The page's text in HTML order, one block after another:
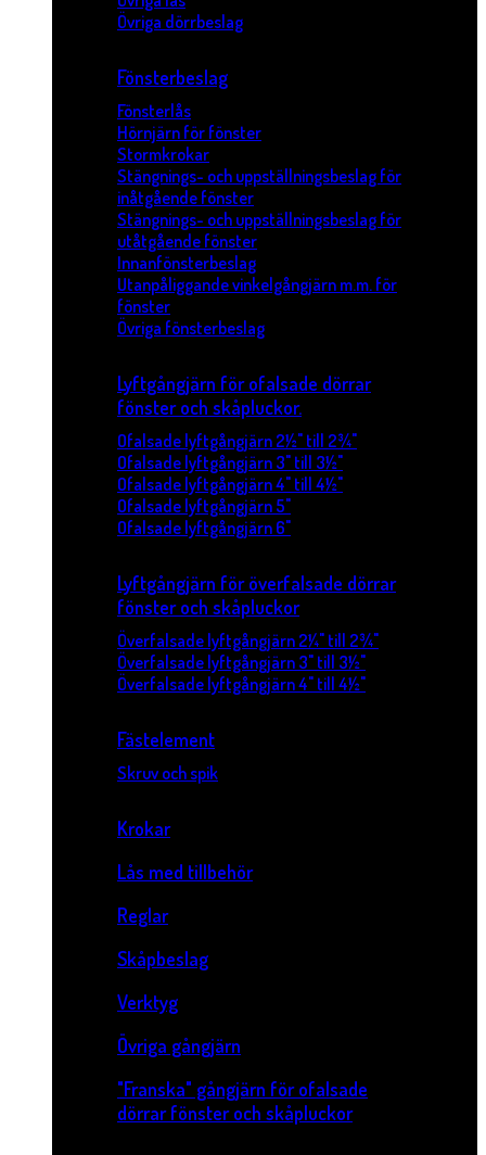
Övriga dörrbeslag
Fönsterbeslag
Fönsterlås
Hörnjärn för fönster
Stormkrokar
Stängnings- och uppställningsbeslag för
inåtgående fönster
Stängnings- och uppställningsbeslag för
utåtgående fönster
Innanfönsterbeslag
Utanpåliggande vinkelgångjärn m.m. för
fönster
Övriga fönsterbeslag
Lyftgångjärn för ofalsade dörrar
fönster och skåpluckor.
Ofalsade lyftgångjärn 2½" till 2¾"
Ofalsade lyftgångjärn 3" till 3½"
Ofalsade lyftgångjärn 4" till 4½"
Ofalsade lyftgångjärn 5"
Ofalsade lyftgångjärn 6"
Lyftgångjärn för överfalsade dörrar
fönster och skåpluckor
Överfalsade lyftgångjärn 2¼" till 2¾"
Överfalsade lyftgångjärn 3" till 3½"
Överfalsade lyftgångjärn 4" till 4½"
Fästelement
Skruv och spik
Krokar
Lås med tillbehör
Reglar
Skåpbeslag
Verktyg
Övriga gångjärn
"Franska" gångjärn för ofalsade
dörrar fönster och skåpluckor